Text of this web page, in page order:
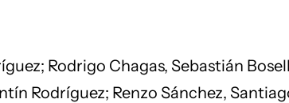
Rodrigo Chagas, Sebastián
Rodríguez; Renzo Sánchez,